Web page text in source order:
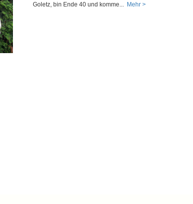
Goletz, bin Ende 40 und komme... Mehr >